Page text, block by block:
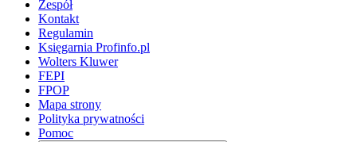
Zespół
Kontakt
Regulamin
Księgarnia Profinfo.pl
Wolters Kluwer
FEPI
FPOP
Mapa strony
Polityka prywatności
Pomoc